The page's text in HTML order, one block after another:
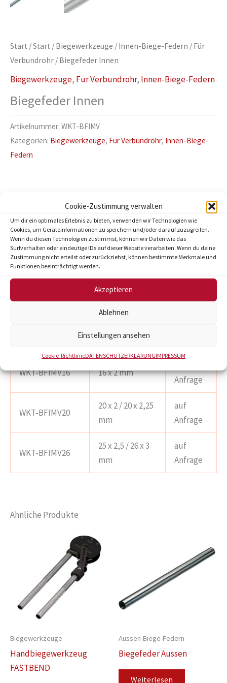
Cookie-Zustimmung verwalten
Um dir ein optimales Erlebnis zu bieten, verwenden wir Technologien wie
Cookies, um Geräteinformationen zu speichern und/oder darauf zuzugreifen.
Wenn du diesen Technologien zustimmst, können wir Daten wie das
Surfverhalten oder eindeutige IDs auf dieser Website verarbeiten. Wenn du deine
Zustimmung nicht erteilst oder zurückziehst, können bestimmte Merkmale und
Funktionen beeinträchtigt werden.
Akzeptieren
Ablehnen
Einstellungen ansehen
Cookie-RichtlinieDATENSCHUTZERKLÄRUNGIMPRESSUM
Start /Start / Biegewerkzeuge / Innen-Biege-Federn / Für
Verbundrohr / Biegefeder Innen
Biegewerkzeuge, Für Verbundrohr, Innen-Biege-Federn
Biegefeder Innen
Artikelnummer: WKT-BFIMV
Kategorien: Biegewerkzeuge, Für Verbundrohr, Innen-Biege-
Federn
Verzinkter Spezialstahl aus Vierkantprofil.
Beste Knicksicherheit/Anlehnung des Rohres
beim Biegen durch Vierkantprofil.
Hakenöse erleichtert das Entfernen der
Biegefeder aus dem Rohr.
Bestellnummer: Nennweite:
WKT-BFIMV16 16 x 2 mm
Anfrage
WKT-BFIMV20
20 x 2 / 20 x 2,25
mm
auf
Anfrage
WKT-BFIMV26
25 x 2,5 / 26 x 3
mm
auf
Anfrage
Ähnliche Produkte
Biegewerkzeuge
Handbiegewerkzeug
FASTBEND
Aussen-Biege-Federn
Biegefeder Aussen
Weiterlesen